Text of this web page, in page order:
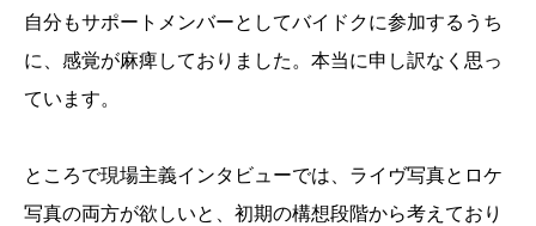
自分もサポートメンバーとしてバイドクに参加するうち
に、感覚が麻痺しておりました。本当に申し訳なく思っ
ています。
ところで現場主義インタビューでは、ライヴ写真とロケ
写真の両方が欲しいと、初期の構想段階から考えており